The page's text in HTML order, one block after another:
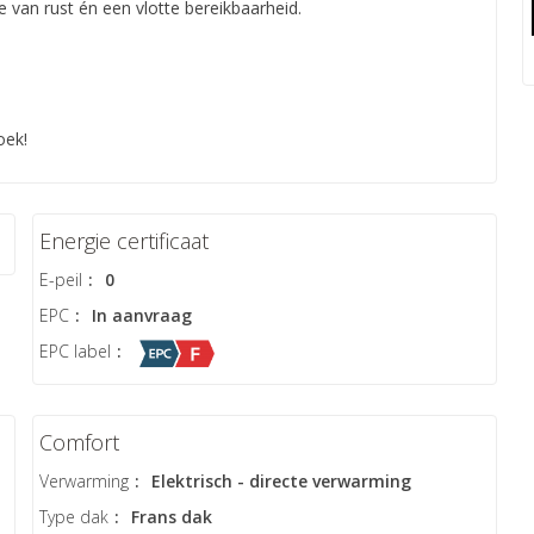
rust én een vlotte bereikbaarheid.
Energie certificaat
E-peil :
0
EPC :
In aanvraag
EPC label :
Comfort
Verwarming :
Elektrisch - directe verwarming
Type dak : Frans dak